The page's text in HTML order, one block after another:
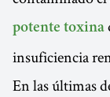
potente toxina
insuficiencia
En las últimas